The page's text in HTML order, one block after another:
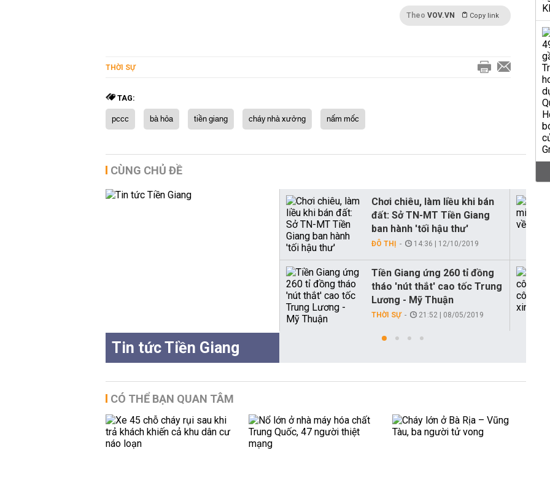
Theo VOV.VN Copy link
THỜI SỰ
TAG:
pccc bà hỏa tiền giang cháy nhà xưởng nấm mốc
CÙNG CHỦ ĐỀ
Tin tức Tiền Giang
Chơi chiêu, làm liều khi bán
đất: Sở TN-MT Tiền Giang
ban hành 'tối hậu thư'
ĐÔ THỊ 14:36 | 12/10/2019
Tiền Giang ứng 260 tỉ đồng
tháo 'nút thắt' cao tốc Trung
Lương - Mỹ Thuận
THỜI SỰ 21:52 | 08/05/2019
CÓ THỂ BẠN QUAN TÂM